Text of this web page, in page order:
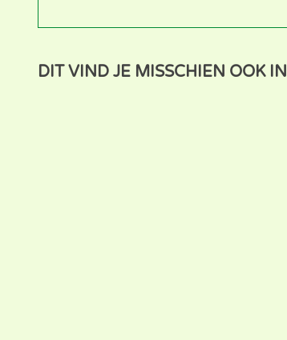
Dit product heeft nog geen
beoordeling voor dit product.
DIT VIND JE MISSCHIEN OOK